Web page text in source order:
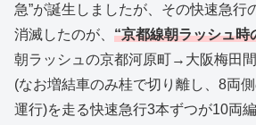
急”が誕生しましたが、その快速急行
消滅したのが、 “京都線朝ラッシュ時
朝ラッシュの京都河原町→大阪梅田
(なお増結車のみ桂で切り離し、8両
運行)を走る快速急行3本ずつが10両